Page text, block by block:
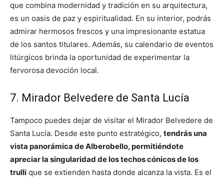
que combina modernidad y tradición en su arquitectura,
es un oasis de paz y espiritualidad. En su interior, podrás
admirar hermosos frescos y una impresionante estatua
de los santos titulares. Además, su calendario de eventos
litúrgicos brinda la oportunidad de experimentar la
fervorosa devoción local.
7. Mirador Belvedere de Santa Lucía
Tampoco puedes dejar de visitar el Mirador Belvedere de
Santa Lucía. Desde este punto estratégico, tendrás una
vista panorámica de Alberobello, permitiéndote
apreciar la singularidad de los techos cónicos de los
trulli que se extienden hasta donde alcanza la vista. Es el